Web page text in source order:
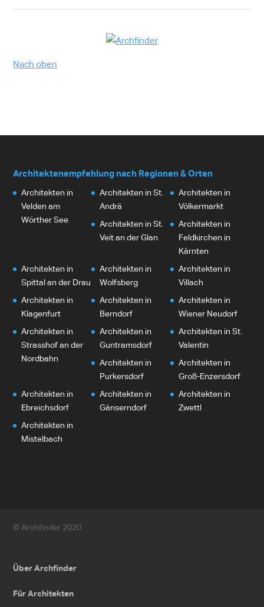
Nach oben
Architektenempfehlung nach Regionen & Orten
Architekten in
Velden am
Wörther See
Architekten in St.
Andrä
Architekten in
Völkermarkt
Architekten in St.
Veit an der Glan
Architekten in
Feldkirchen in
Kärnten
Architekten in
Spittal an der Drau
Architekten in
Wolfsberg
Architekten in
Villach
Architekten in
Klagenfurt
Architekten in
Berndorf
Architekten in
Wiener Neudorf
Architekten in
Strasshof an der
Nordbahn
Architekten in
Guntramsdorf
Architekten in St.
Valentin
Architekten in
Purkersdorf
Architekten in
Groß-Enzersdorf
Architekten in
Ebreichsdorf
Architekten in
Gänserndorf
Architekten in
Zwettl
Architekten in
Mistelbach
© Archfinder 2020
Über Archfinder
Für Architekten